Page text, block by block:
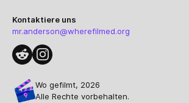
Kontaktiere uns
mr.anderson@wherefilmed.org
Wo gefilmt, 2026
Alle Rechte vorbehalten.